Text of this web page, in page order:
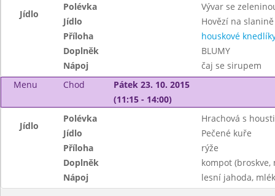
Jídlo
Polévka
Vývar se
Jídlo
Hovězí na slanině
Příloha
houskové
Doplněk
BLUMY
Nápoj
čaj se sirupem
Menu
Chod
Pátek 23. 10. 2015
(11:15 - 14:00)
Jídlo
Polévka
Hrachová s
Jídlo
Pečené kuře
Příloha
rýže
Doplněk
kompot (broskve,
Nápoj
lesní jahoda,